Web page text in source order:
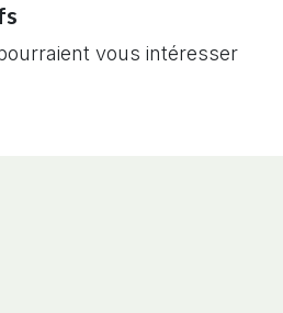
vous intéresser